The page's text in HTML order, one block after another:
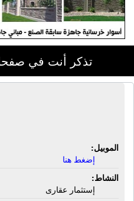
تذكر أنت في
الموبيل:
إضغط هنا
النشاط:
إستثمار عقارى